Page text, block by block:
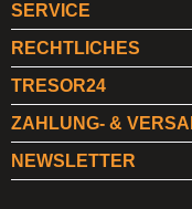
SERVICE
RECHTLICHES
TRESOR24
ZAHLUNG- &
NEWSLETTER